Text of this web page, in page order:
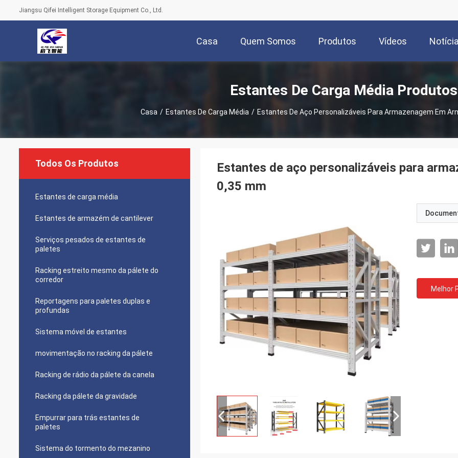
Jiangsu Qifei Intelligent Storage Equipment Co., Ltd.
Casa Quem Somos Produtos Vídeos
Estantes De Carga Média Produtos
Casa / Estantes De Carga Média / Estantes De Aço Personalizáveis Para Armazenagem Em
Todos Os Produtos
Estantes de carga média
Estantes de armazém de cantilever
Serviços pesados de estantes de
paletes
Racking estreito mesmo da pálete do
corredor
Reportagens para paletes duplas e
profundas
Sistema móvel de estantes
movimentação no racking da pálete
Racking de rádio da pálete da canela
Racking da pálete da gravidade
Empurrar para trás estantes de
paletes
Sistema do tormento do mezanino
Estantes de aço personalizáveis para
0,35 mm
Melhor